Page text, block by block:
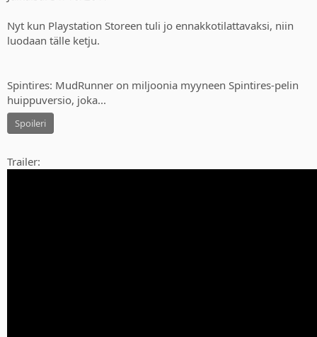
a
Nyt kun Playstation Storeen tuli jo ennakkotilattavaksi, niin
luodaan tälle ketju.
Spintires: MudRunner on miljoonia myyneen Spintires-pelin
huippuversio, joka...
Spoileri
Trailer: